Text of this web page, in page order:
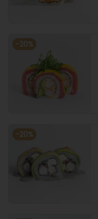
-20%
-20%